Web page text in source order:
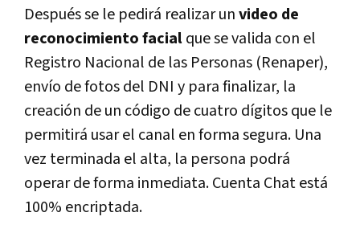
Después se le pedirá realizar unvideo de
reconocimiento facialque se valida con el
Registro Nacional de las Personas (Renaper),
envío de fotos del DNI y para finalizar, la
creación de un código de cuatro dígitos que le
permitirá usar el canal en forma segura. Una
vez terminada el alta, la persona podrá
operar de forma inmediata. Cuenta Chat está
100% encriptada.